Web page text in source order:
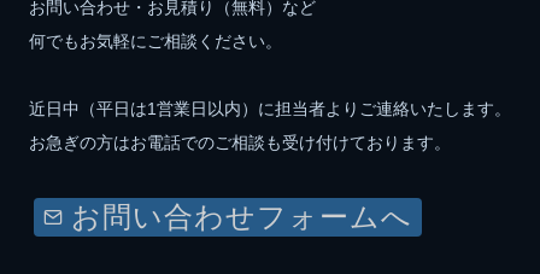
お問い合わせ・お見積り（無料）など
何でもお気軽にご相談ください。
近日中（平日は1営業日以内）に担当者よりご連絡いたします。
お急ぎの方はお電話でのご相談も受け付けております。
お問い合わせフォームへ